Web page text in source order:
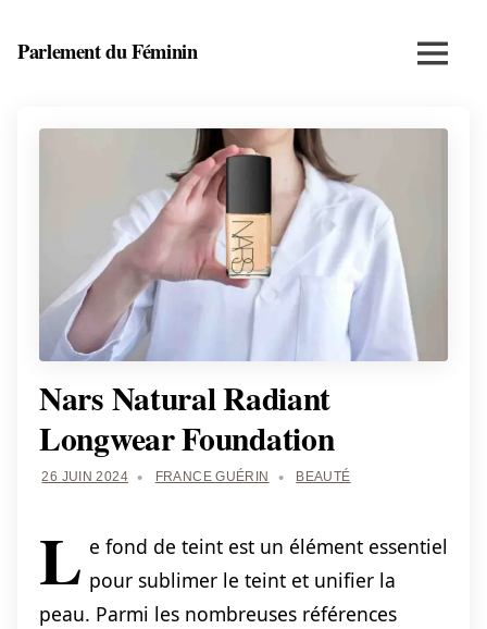
Parlement du Féminin
bien-
entrepreneuriat
Menu
Nars Natural Radiant
Longwear Foundation
26 JUIN 2024 FRANCE GUÉRIN BEAUTÉ
L e fond de teint est un élément essentiel
pour sublimer le teint et unifier la
peau. Parmi les nombreuses références